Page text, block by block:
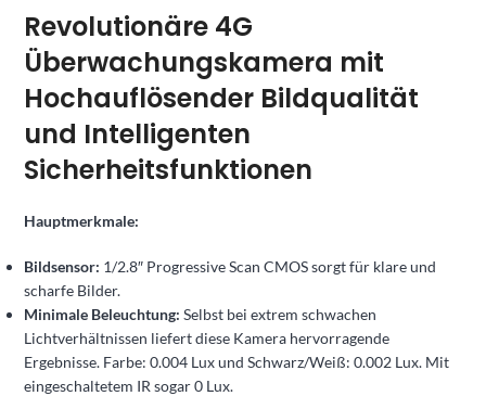
Revolutionäre 4G
Überwachungskamera mit
Hochauflösender Bildqualität
und Intelligenten
Sicherheitsfunktionen
Hauptmerkmale:
Bildsensor: 1/2.8″ Progressive Scan CMOS sorgt für klare und
scharfe Bilder.
Minimale Beleuchtung: Selbst bei extrem schwachen
Lichtverhältnissen liefert diese Kamera hervorragende
Ergebnisse. Farbe: 0.004 Lux und Schwarz/Weiß: 0.002 Lux. Mit
eingeschaltetem IR sogar 0 Lux.